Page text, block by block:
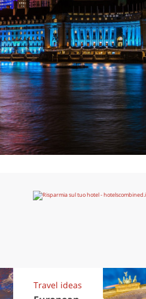
Travel ideas